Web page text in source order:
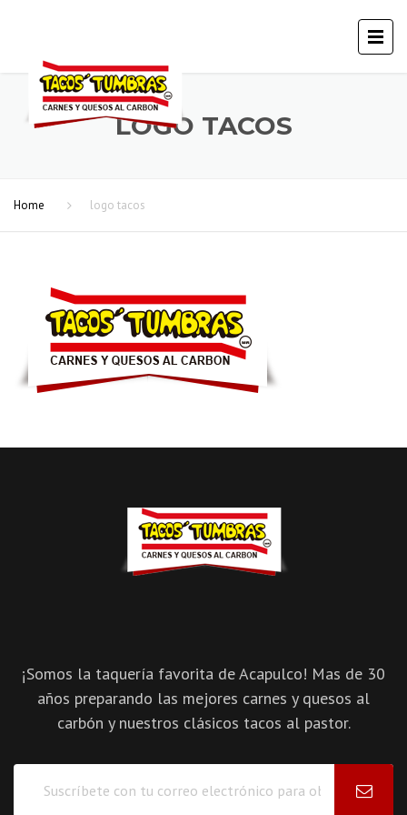
LOGO TACOS
Home logo tacos
¡Somos la taquería favorita de Acapulco! Mas de 30
años preparando las mejores carnes y quesos al
carbón y nuestros clásicos tacos al pastor.